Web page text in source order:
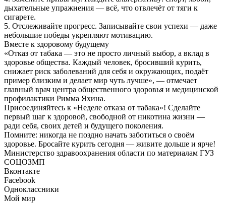
дыхательные упражнения — всё, что отвлечёт от тяги к
сигарете.
5. Отслеживайте прогресс. Записывайте свои успехи — даже
небольшие победы укрепляют мотивацию.
Вместе к здоровому будущему
«Отказ от табака — это не просто личный выбор, а вклад в
здоровье общества. Каждый человек, бросивший курить,
снижает риск заболеваний для себя и окружающих, подаёт
пример близким и делает мир чуть лучше», — отмечает
главный врач центра общественного здоровья и медицинской
профилактики Римма Яхина.
Присоединяйтесь к «Неделе отказа от табака»! Сделайте
первый шаг к здоровой, свободной от никотина жизни —
ради себя, своих детей и будущего поколения.
Помните: никогда не поздно начать заботиться о своём
здоровье. Бросайте курить сегодня — живите дольше и ярче!
Министерство здравоохранения области по материалам ГУЗ
СОЦОЗМП
Вконтакте
Facebook
Одноклассники
Мой мир